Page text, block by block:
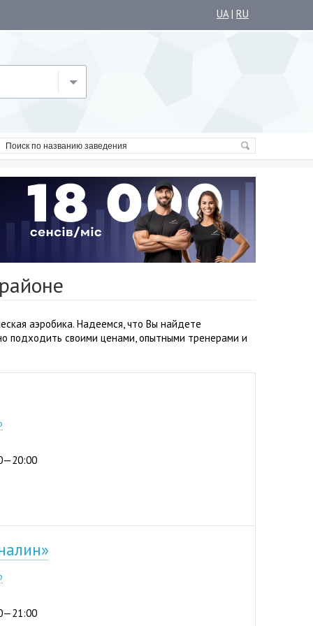
UA| RU
аэробика. Надеемся, что Вы найдете
подходить своими ценами, опытными тренерами и